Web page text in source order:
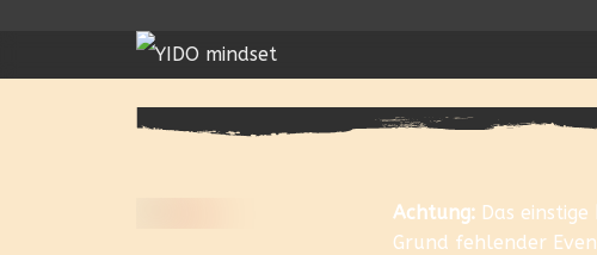
Achtung: Das einstige
Grund fehlender